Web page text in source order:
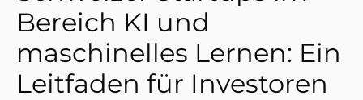
Bereich KI und
maschinelles Lernen: Ein
Leitfaden für Investoren